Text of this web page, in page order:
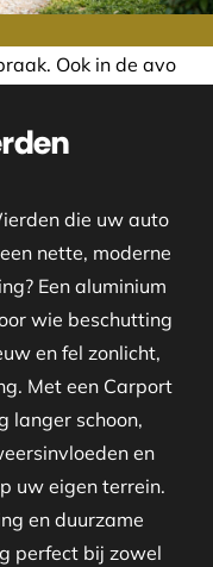
of in het
die uw auto
nette, moderne
Een aluminium
wie beschutting
en fel zonlicht,
Met een Carport
langer schoon,
en
uw eigen terrein.
en duurzame
perfect bij zowel